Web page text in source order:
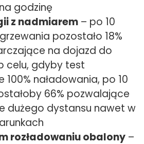
godzinę
z nadmiarem – po 10
pozostało 18%
na dojazd do
celu, gdyby test
100% naładowania, po 10
66% pozwalające
dużego dystansu nawet w
rozładowaniu obalony –